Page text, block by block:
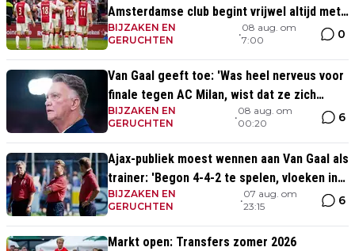
Amsterdamse club begint vrijwel altijd met
zege
BIJZAKEN EN
GERUCHTEN
•
08 aug. om
7:00
0
Van Gaal geeft toe: 'Was heel nerveus voor
finale tegen AC Milan, wist dat ze zich
zouden aanpassen'
BIJZAKEN EN
GERUCHTEN
•
08 aug. om
00:20
6
Ajax-publiek moest wennen aan Van Gaal als
trainer: 'Begon 4-4-2 te spelen, vloeken in
de kerk'
BIJZAKEN EN
GERUCHTEN
•
07 aug. om
23:15
6
Markt open: Transfers zomer 2026